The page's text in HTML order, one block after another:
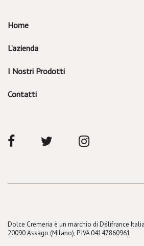
Home
L’azienda
I Nostri Prodotti
Contatti
Dolce Cremeria è un marchio di Délifrance
20090 Assago (Milano), P IVA 04147860961